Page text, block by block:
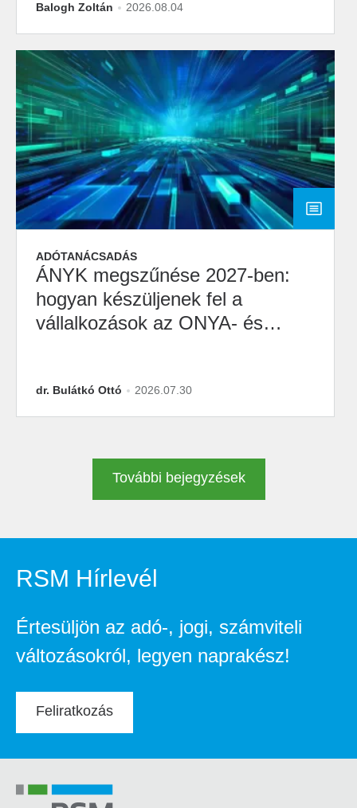
Balogh Zoltán 2026.08.04
ADÓTANÁCSADÁS
ÁNYK megszűnése 2027-ben:
hogyan készüljenek fel a
vállalkozások az ONYA- és
dr. Bulátkó Ottó 2026.07.30
További bejegyzések
RSM Hírlevél
Értesüljön az adó-, jogi, számviteli
változásokról, legyen naprakész!
Feliratkozás